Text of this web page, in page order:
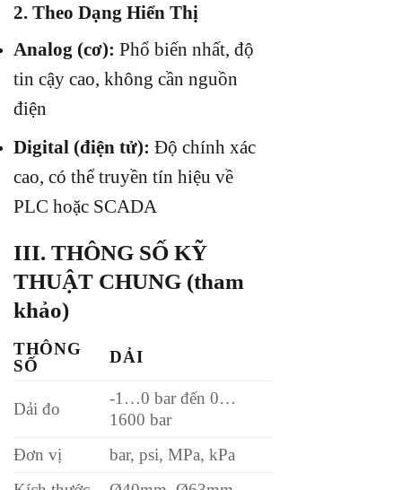
2. Theo Dạng Hiển Thị
Analog (cơ): Phổ biến nhất, độ
tin cậy cao, không cần nguồn
điện
Digital (điện tử): Độ chính xác
cao, có thể truyền tín hiệu về
PLC hoặc SCADA
III. THÔNG SỐ KỸ
THUẬT CHUNG (tham
khảo)
THÔNG
SỐ
DẢI
Dải đo
-1…0 bar đến 0…
1600 bar
Đơn vị
bar, psi, MPa, kPa